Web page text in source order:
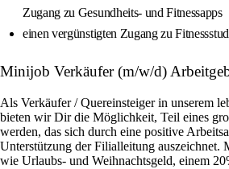
Zugang zu Gesundheits- und Fitnessapps
einen vergünstigten Zugang zu
Minijob Verkäufer (m/w/d)
Als Verkäufer / Quereinsteiger in unserem
bieten wir Dir die Möglichkeit, Teil eines
werden, das sich durch eine positive
Unterstützung der Filialleitung auszeichnet.
wie Urlaubs- und Weihnachtsgeld, einem